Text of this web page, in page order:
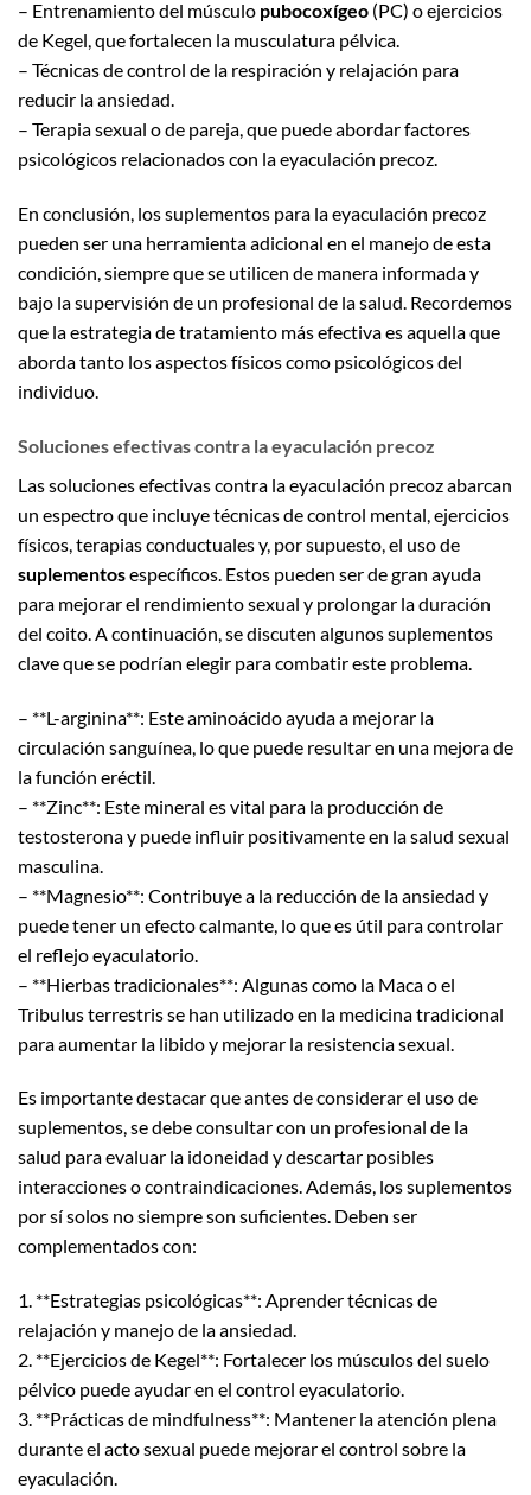
– Entrenamiento del músculo pubocoxígeo (PC) o ejercicios
de Kegel, que fortalecen la musculatura pélvica.
– Técnicas de control de la respiración y relajación para
reducir la ansiedad.
– Terapia sexual o de pareja, que puede abordar factores
psicológicos relacionados con la eyaculación precoz.
En conclusión, los suplementos para la eyaculación precoz
pueden ser una herramienta adicional en el manejo de esta
condición, siempre que se utilicen de manera informada y
bajo la supervisión de un profesional de la salud. Recordemos
que la estrategia de tratamiento más efectiva es aquella que
aborda tanto los aspectos físicos como psicológicos del
individuo.
Soluciones efectivas contra la eyaculación precoz
Las soluciones efectivas contra la eyaculación precoz abarcan
un espectro que incluye técnicas de control mental, ejercicios
físicos, terapias conductuales y, por supuesto, el uso de
suplementosespecíficos. Estos pueden ser de gran ayuda
para mejorar el rendimiento sexual y prolongar la duración
del coito. A continuación, se discuten algunos suplementos
clave que se podrían elegir para combatir este problema.
– **L-arginina**: Este aminoácido ayuda a mejorar la
circulación sanguínea, lo que puede resultar en una mejora de
la función eréctil.
– **Zinc**: Este mineral es vital para la producción de
testosterona y puede influir positivamente en la salud sexual
masculina.
– **Magnesio**: Contribuye a la reducción de la ansiedad y
puede tener un efecto calmante, lo que es útil para controlar
el reflejo eyaculatorio.
– **Hierbas tradicionales**: Algunas como la Maca o el
Tribulus terrestris se han utilizado en la medicina tradicional
para aumentar la libido y mejorar la resistencia sexual.
Es importante destacar que antes de considerar el uso de
suplementos, se debe consultar con un profesional de la
salud para evaluar la idoneidad y descartar posibles
interacciones o contraindicaciones. Además, los suplementos
por sí solos no siempre son suficientes. Deben ser
complementados con:
1. **Estrategias psicológicas**: Aprender técnicas de
relajación y manejo de la ansiedad.
2. **Ejercicios de Kegel**: Fortalecer los músculos del suelo
pélvico puede ayudar en el control eyaculatorio.
3. **Prácticas de mindfulness**: Mantener la atención plena
durante el acto sexual puede mejorar el control sobre la
eyaculación.